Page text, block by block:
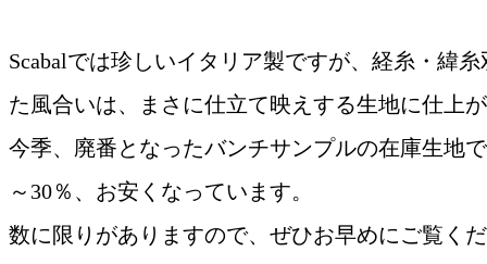
Scabalでは珍しいイタリア製ですが、経糸・緯
た風合いは、まさに仕立て映えする生地に仕上
今季、廃番となったバンチサンプルの在庫生地
～30％、お安くなっています。
数に限りがありますので、ぜひお早めにご覧く